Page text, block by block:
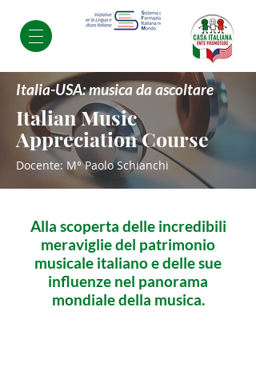
Italia-USA: musica da ascoltare
Italian Music
Appreciation Course
Docente: M° Paolo Schianchi
Alla scoperta delle incredibili
meraviglie del patrimonio
musicale italiano e delle sue
influenze nel panorama
mondiale della musica.